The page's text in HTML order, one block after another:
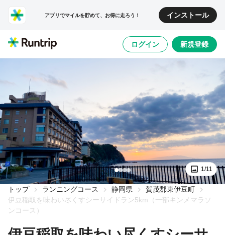
アプリでマイルを貯めて、お得に走ろう！ インストール
ログイン 新規登録
1/11
トップ ランニングコース 静岡県
賀茂郡東伊豆町
伊豆稲取を味わい尽くすシーサイドラン5km（一部キンメマラソ
ンコース）